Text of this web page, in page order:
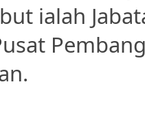
ialah